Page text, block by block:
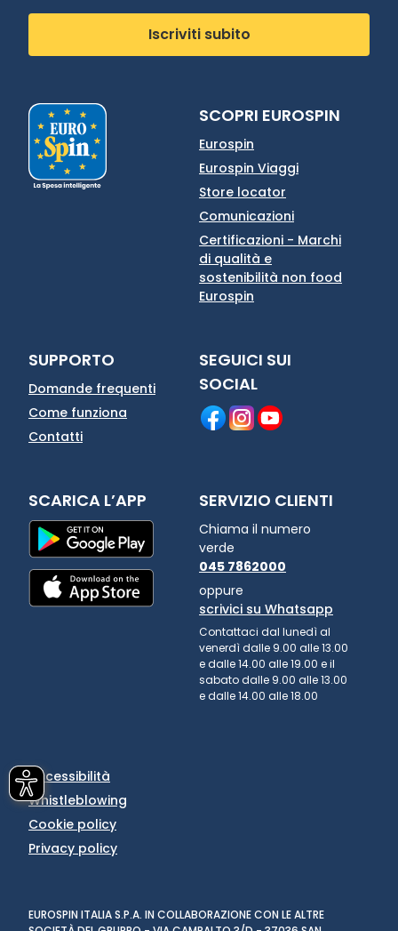
Iscriviti subito
SCOPRI EUROSPIN
Eurospin
Eurospin Viaggi
Store locator
Comunicazioni
Certificazioni - Marchi
di qualità e
sostenibilità non food
Eurospin
SUPPORTO
Domande frequenti
Come funziona
Contatti
SEGUICI SUI
SOCIAL
SCARICA L’APP SERVIZIO CLIENTI
Chiama il numero
verde
045 7862000
oppure
scrivici su Whatsapp
Contattaci dal lunedì al
venerdì dalle 9.00 alle 13.00
e dalle 14.00 alle 19.00 e il
sabato dalle 9.00 alle 13.00
e dalle 14.00 alle 18.00
Accessibilità
Whistleblowing
Cookie policy
Privacy policy
EUROSPIN ITALIA S.P.A. IN COLLABORAZIONE CON LE ALTRE